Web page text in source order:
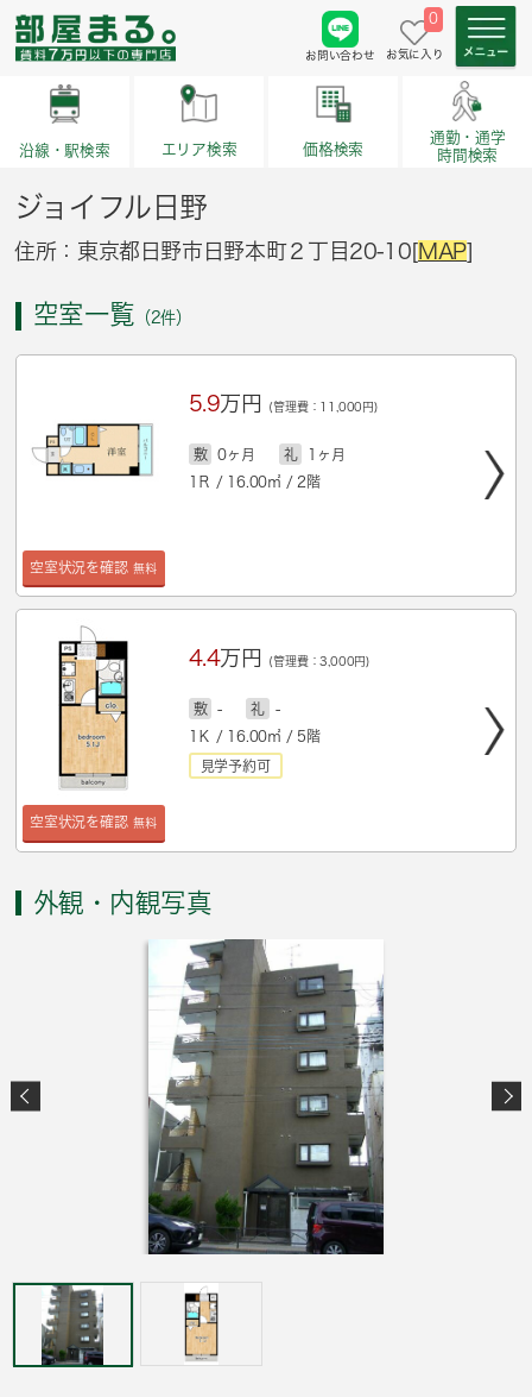
お問い合わせ
0
お気に入り
沿線・駅検索 エリア検索 価格検索
通勤・通学
時間検索
ジョイフル日野
住所：東京都日野市日野本町２丁目20-10[MAP]
空室一覧 （2件）
空室状況を確認 無料
5.9万円 (管理費：11,000円)
敷 0ヶ月 礼
1ヶ月
1Ｒ / 16.00㎡ / 2階
空室状況を確認 無料
4.4万円 (管理費：3,000円)
敷 - 礼
-
1Ｋ / 16.00㎡ / 5階
見学予約可
外観・内観写真